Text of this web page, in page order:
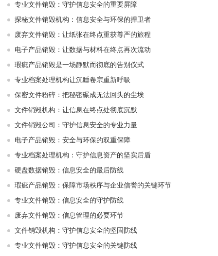
专业文件销毁：守护信息安全的重要屏障
探秘文件销毁机构：信息安全与环保的捍卫者
废弃文件销毁：让纸张在终点重获尊严的旅程
电子产品销毁：让数据与材料在终点再次流动
瑕疵产品销毁是一场静默而彻底的告别仪式
专业档案处理机构让沉睡卷宗重新呼吸
保密文件粉碎：把秘密碾成无法回头的尘埃
文件销毁机构：让信息在终点处彻底沉默
文件销毁公司：守护信息安全的专业力量
电子产品销毁：安全与环保的双重保障
专业档案处理机构：守护信息资产的坚实后盾
硬盘数据销毁：信息安全的最后防线
瑕疵产品销毁：保障市场秩序与企业信誉的关键环节
专业文件销毁：信息安全的守护防线
废弃文件销毁：信息管理的必要环节
文件销毁机构：守护信息安全的坚固防线
专业文件销毁：守护信息安全的关键防线